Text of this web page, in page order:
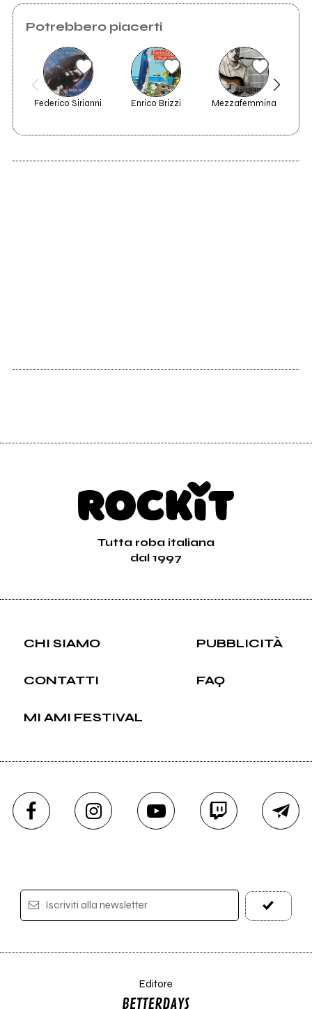
Canzoni
Potrebbero piacerti
Federico Sirianni Enrico Brizzi Mezzafemmina
Tutta roba italiana
dal 1997
CHI SIAMO PUBBLICITÀ
CONTATTI FAQ
MI AMI FESTIVAL
Iscriviti alla newsletter
Editore